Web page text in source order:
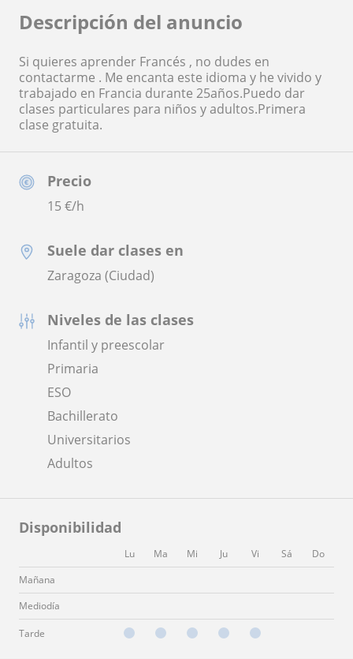
Precio
15€/h
Suele dar clases en
Zaragoza (Ciudad)
Niveles de las clases
Infantil y preescolar
Primaria
ESO
Bachillerato
Universitarios
Adultos
Disponibilidad
Lu Ma Mi Ju Vi Sá
Do
Mañana
Mediodía
Tarde
Descripción del anuncio
Si quieres aprender Francés , no dudes en
contactarme . Me encanta este idioma y he vivido y
trabajado en Francia durante 25años.Puedo dar
clases particulares para niños y adultos.Primera
clase gratuita.